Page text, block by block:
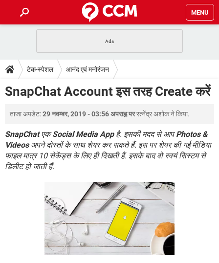
MENU
फोन पर अकाउंट बैलेंस चेक TIKTOK होम फीड मैनेज करें
WhatsApp Hack हो गया? Lucky Patcher यूज करें
टेक-स्पेशल
2020 के फ्री एंटीवायरस
बेस्ट फ्री ऑनलाइन गेम्स
डाउनलोड
FORUM
TikTok Account Freeze हो गया JioPhone में TikTok डाउनलोड
SBI बैंक अकाउंट नंबर पता करें
एनसाइक्लोपीडिया
केबल और कनेक्टर्स कंप्यूटर बस
टेक-स्पेशल आनंद एवं मनोरंजन
SnapChat Account इस तरह Create करें
ताजा अपडेट:29 नवम्बर, 2019 - 03:56 अपराह्न पररत्नेंद्र अशोकने किया.
SnapChatएकSocial Media Appहै. इसकी मदद से आपPhotos &
Videosअपने दोस्तों के साथ शेयर कर सकते हैं. इस पर शेयर की गई मीडिया
फाइल मात्र 10 सेकेंड्स के लिए ही दिखती हैं. इसके बाद वो स्वयं सिस्टम से
डिलीट हो जाती हैं.